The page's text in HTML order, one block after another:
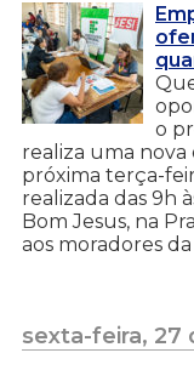
o
realiza uma
próxima terça-
realizada das 9h
Bom Jesus, na
aos moradores da
sexta-feira, 27